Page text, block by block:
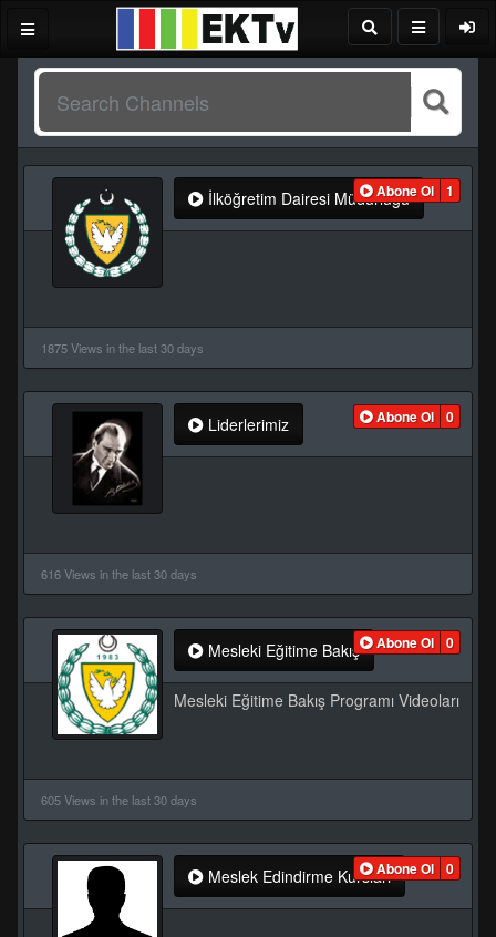
İlköğretim Dairesi Müdürlüğü
Abone Ol 1
1875 Views in the last 30 days
Liderlerimiz Abone Ol 0
616 Views in the last 30 days
Mesleki Eğitime Bakış Abone Ol 0
Mesleki Eğitime Bakış Programı Videoları
605 Views in the last 30 days
Meslek Edindirme KurslarıAbone Ol 0